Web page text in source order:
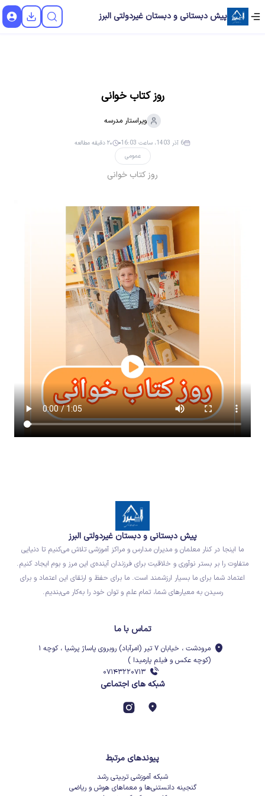
پیش دبستانی و دبستان غیردولتی البرز
روز کتاب خوانی
ویراستار مدرسه
عمومی
6 آذر 1403، ساعت 16:03 ۲۰ دقیقه مطالعه
روز کتاب خوانی
پیش دبستانی و دبستان غیردولتی البرز
ما اینجا در کنار معلمان و مدیران مدارس و مراکز آموزشی تلاش می‌کنیم تا دنیایی
متفاوت را بر بستر نوآوری و خلاقیت برای فرزندان آینده‌ی این مرز و بوم ایجاد کنیم.
اعتماد شما برای ما بسیار ارزشمند است. ما برای حفظ و ارتقای این اعتماد و برای
رسیدن به معیارهای شما، تمام علم و توان خود را به‌کار می‌بندیم.
تماس با ما
مرودشت ، خیابان ۷ تیر (امرآباد) روبروی پاساژ پرشیا ، کوچه ۱
(کوچه عکس و فیلم پارمیدا )
۰۷۱۴۳۲۲۰۷۱۳
شبکه های اجتماعی
پیوندهای مرتبط
شبکه آموزشی تربیتی رشد
گنجینه دانستنی‌ها و معماهای هوش و ریاضی